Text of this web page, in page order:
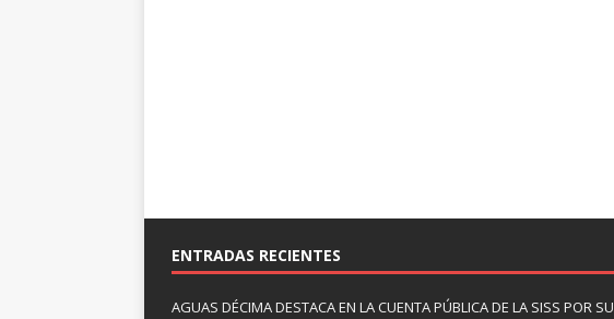
ENTRADAS RECIENTES
AGUAS DÉCIMA DESTACA EN LA CUENTA PÚBLICA DE LA SISS POR SU